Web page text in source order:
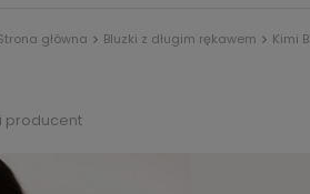
główna Bluzki z długim rękawem Kimi
producent